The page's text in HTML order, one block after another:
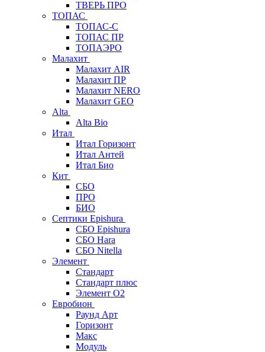
ТВЕРЬ ПРО
ТОПАС
ТОПАС-С
ТОПАС ПР
ТОПАЭРО
Малахит
Малахит AIR
Малахит ПР
Малахит NERO
Малахит GEO
Alta
Alta Bio
Итал
Итал Горизонт
Итал Антей
Итал Био
Кит
СБО
ПРО
БИО
Септики Epishura
СБО Epishura
СБО Hara
СБО Nitella
Элемент
Стандарт
Стандарт плюс
Элемент О2
Евробион
Раунд Арт
Горизонт
Макс
Модуль